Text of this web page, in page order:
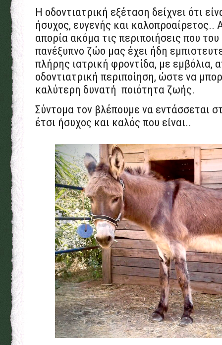
Η οδοντιατρική εξέταση δείχνει ότι
ήσυχος, ευγενής και καλοπροαίρετος..
απορία ακόμα τις περιποιήσεις που
πανέξυπνο ζώο μας έχει ήδη
πλήρης ιατρική φροντίδα, με εμβόλια,
οδοντιατρική περιποίηση, ώστε να
καλύτερη δυνατή ποιότητα ζωής.
Σύντομα τον βλέπουμε να εντάσσεται
έτσι ήσυχος και καλός που είναι..